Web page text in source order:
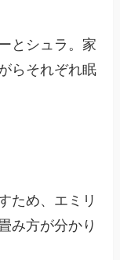
とシュラ。家
らそれぞれ眠
ため、エミリ
み方が分かり